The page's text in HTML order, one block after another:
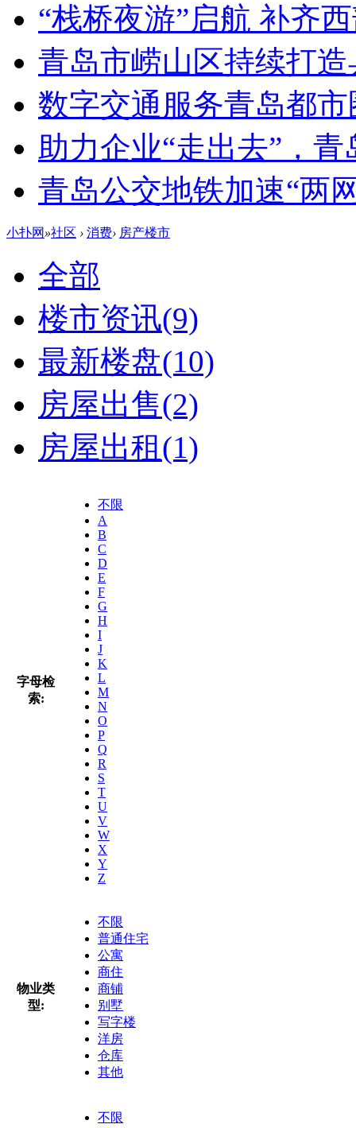
“栈桥夜游”启航 补齐
青岛市崂山区持续打
数字交通服务青岛都
助力企业“走出去”，
青岛公交地铁加速“两
小扑网 »社区 › 消费› 房产楼市
全部
楼市资讯(9)
最新楼盘(10)
房屋出售(2)
房屋出租(1)
字母检
索:
不限
A
B
C
D
E
F
G
H
I
J
K
L
M
N
O
P
Q
R
S
T
U
V
W
X
Y
Z
物业类
型:
不限
普通住宅
公寓
商住
商铺
别墅
写字楼
洋房
仓库
其他
不限